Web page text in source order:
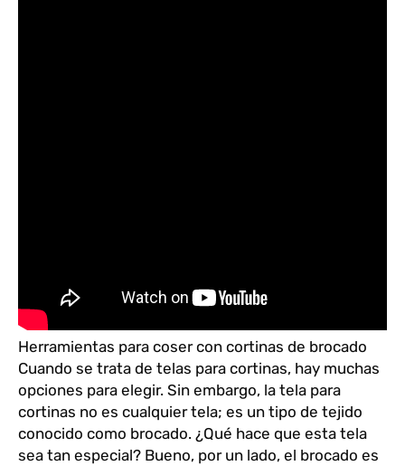
Herramientas para coser con cortinas de brocado
Cuando se trata de telas para cortinas, hay muchas
opciones para elegir. Sin embargo, la tela para
cortinas no es cualquier tela; es un tipo de tejido
conocido como brocado. ¿Qué hace que esta tela
sea tan especial? Bueno, por un lado, el brocado es